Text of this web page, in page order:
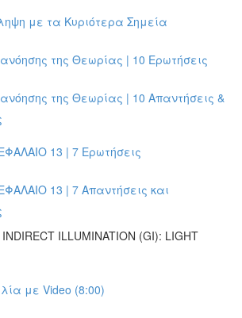
με τα Κυριότερα Σημεία
της Θεωρίας | 10 Ερωτήσεις
της Θεωρίας | 10 Απαντήσεις &
13 | 7 Ερωτήσεις
13 | 7 Απαντήσεις και
ILLUMINATION (GI): LIGHT
με Video (8:00)